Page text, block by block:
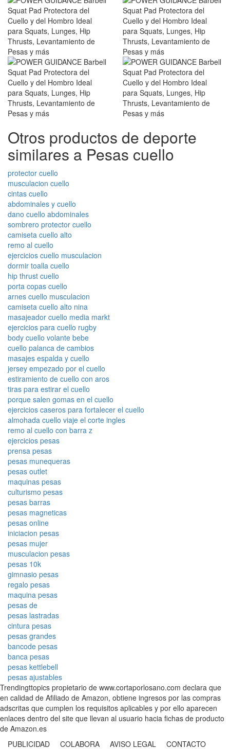
Otros productos de deporte
similares a Pesas cuello
protector cuello
musculacion cuello
cintas cuello
abdominales y cuello
dano cuello abdominales
sombrero protector cuello
camiseta cuello alto
remo al cuello
ejercicios cuello musculacion
dormir toalla cuello
hip thrust cuello
porta copas cuello
arnes cuello musculacion
camiseta cuello alto nina
masajeador cuello media markt
ejercicios para cuello rugby
body cuello volante bebe
cuello palanca de cambios
masajes espalda y cuello
jersey empezado por el cuello
estiramiento de cuello con aros
tiras para estirar el cuello
porque salen gomas en el cuello
ejercicios caseros para fortalecer el cuello
almohada cuello viaje el corte ingles
remo al cuello con barra z
ejercicios pesas
prensa pesas
pesas munequeras
pesas outlet
maquinas pesas
culturismo pesas
pesas barras
pesas magneticas
pesas online
iniciacion pesas
pesas mujer
musculacion pesas
pesas 10k
gimnasio pesas
regalo pesas
maquina pesas
pesas de
pesas lastradas
cintura pesas
pesas grandes
bancode pesas
banca pesas
pesas kettlebell
pesas ajustables
Trendingttopics propietario de www.cortaporlosano.com declara que
en calidad de Afiliado de Amazon, obtiene ingresos por las compras
adscritas que cumplen los requisitos aplicables y por ello aparecen
enlaces dentro del site que llevan al usuario hacia fichas de producto
de Amazon.es
PUBLICIDAD COLABORA AVISO LEGAL CONTACTO